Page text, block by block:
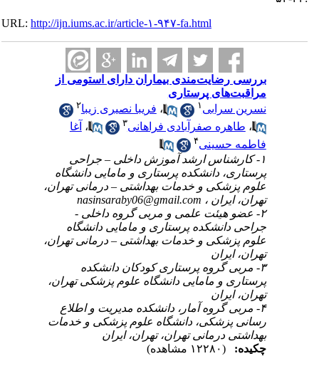
URL:http://ijn.iums.ac.ir/article-۱-۹۴۷-fa.html
بررسی رضایت‌مندی بیماران دارای استومی از
مراقبت‌های پرستاری
نسرین سرابی
،فریبا نصیری زیبا
،طاهره صفرآبادی فراهانی ،آغا
فاطمه حسینی
۱- کارشناس ارشد آموزش داخلی – جراحی
پرستاری، دانشکده پرستاری و مامایی دانشگاه
علوم پزشکی و خدمات بهداشتی – درمانی تهران،
تهران، ایران ، nasinsaraby06@gmail.com
۲- عضو هیئت علمی و مربی گروه داخلی -
جراحی دانشکده پرستاری و مامایی دانشگاه
علوم پزشکی و خدمات بهداشتی – درمانی تهران،
تهران، ایران
۳- مربی گروه پرستاری کودکان دانشکده
پرستاری و مامایی دانشگاه علوم پزشکی تهران،
تهران، ایران
۴- مربی گروه آمار، دانشکده مدیریت و اطلاع
رسانی پزشکی، دانشگاه علوم پزشکی و خدمات
بهداشتی درمانی تهران، تهران، ایران
چکیده: